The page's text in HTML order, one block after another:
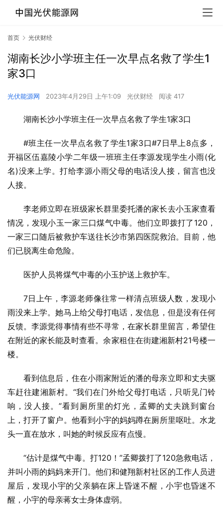
首页 光伏财经
湖南长沙小学班主任一次早点名救了学生1
家3口
光伏能源网 2023年4月29日 上午1:09 光伏财经 阅读 417
湖南长沙小学班主任一次早点名救了学生1家3口
#班主任一次早点名救了学生1家3口#7日早上8点多，
开福区伍嘉陵小学二年级一班班主任李源发现学生小雨(化
名)没来上学。打给李源小雨父母的电话没人接，留言也没
人接。
李老师立即在班级家长群里委托潘的家长去小玉家查看
情况，发现小玉一家三口煤气中毒。他们立即拨打了120，
一家三口随后被救护车送往长沙市第四医院救治。目前，他
们已脱离生命危险。
医护人员将煤气中毒的小玉护送上救护车。
7日上午，李源老师像往常一样清点班级人数，发现小
雨没来上学。她马上给父母打电话，发信息，但是没有任何
反馈。李源觉得事情有些不寻常，在家长群里留言，希望住
在附近的家长能及时查看。余家租住在街建湘新村21号楼一
楼。
看到信息后，住在小雨家附近的潘的母亲立即和丈夫驱
车赶往建湘新村。“我们在门外给父母打电话，只听见门铃
响，没人接。”看到厕所里的灯光，孟卿的丈夫跳到窗台
上，打开了窗户。他看到小宇的妈妈蹲在厕所里呕吐。水龙
头一直在放水，叫她的时候反应有点慢。
“估计是煤气中毒。打120！”孟卿拨打了120急救电话，
并叫小雨的妈妈来开门。他们和健翔新村社区的工作人员进
屋后，发现小宇的父亲躺在床上昏迷不醒，小宇也昏迷不
醒，小宇的母亲蒋女士身体虚弱。